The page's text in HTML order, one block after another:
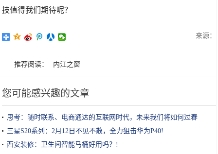
技值得我们期待呢？
来源：
推荐阅读： 内江之窗
您可能感兴趣的文章
思考：随时联系、电商通达的互联网时代，未来我们将如何过春
节？!
三星S20系列：2月12日不见不散，全力狙击华为P40!
西安装修：卫生间智能马桶好用吗？!